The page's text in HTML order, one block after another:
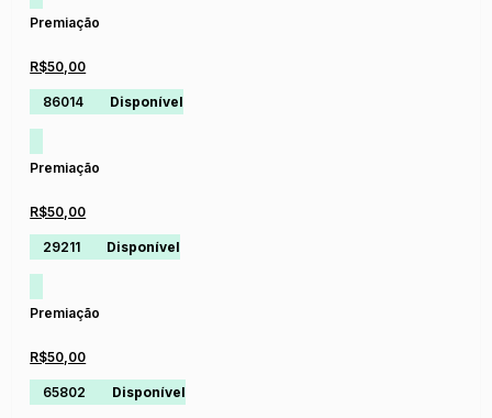
Premiação
R$50,00
86014 Disponível
Premiação
R$50,00
29211 Disponível
Premiação
R$50,00
65802 Disponível